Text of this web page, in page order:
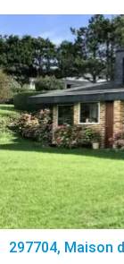
297704, Maison